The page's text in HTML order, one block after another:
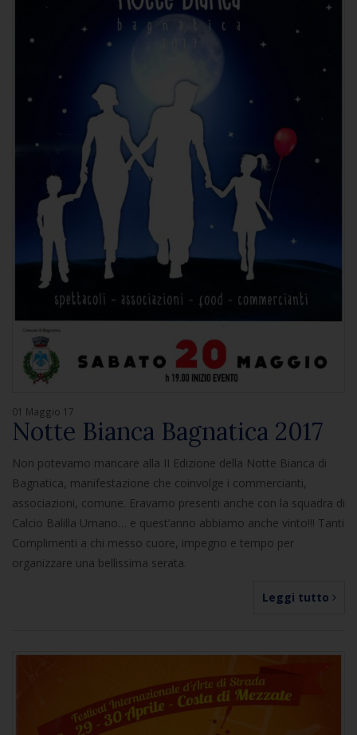
01 Maggio 17
Notte Bianca Bagnatica 2017
Non potevamo mancare alla II Edizione della Notte Bianca di
Bagnatica, manifestazione che coinvolge i commercianti,
associazioni, comune. Eravamo presenti anche con la squadra di
Calcio Balilla Umano… e quest’anno abbiamo anche vinto!!! Tanti
Complimenti a chi messo cuore, impegno e tempo per
organizzare una bellissima serata.
Leggi tutto